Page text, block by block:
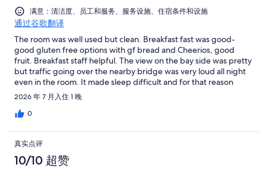
满意：清洁度、员工和服务、服务设施、住宿条件和设施
通过谷歌翻译
The room was well used but clean. Breakfast fast was good-
good gluten free options with gf bread and Cheerios, good
fruit. Breakfast staff helpful. The view on the bay side was pretty
but traffic going over the nearby bridge was very loud all night
even in the room. It made sleep difficult and for that reason
alone I would not stay there again-maybe the parking lot side is
quieter-I just wanted the view.
2026 年 7 月入住 1 晚
0
真实点评
10/10 超赞